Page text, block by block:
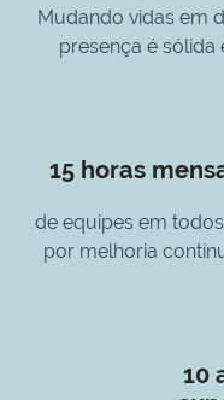
Mudando vidas em
presença é sólida
15 horas
de equipes em
por melhoria
10